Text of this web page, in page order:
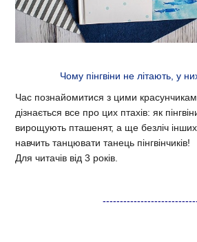
Чому пінгвіни не літають, у
Час познайомитися з цими
дізнається все про цих птахів: як
вирощують пташенят, а ще безліч
навчить танцювати танець пінгвінчиків!
Для читачів від 3 років.